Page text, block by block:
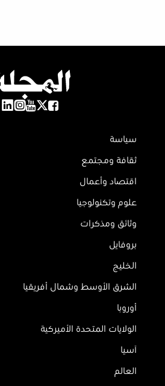
سياسة
ثقافة ومجتمع
اقتصاد وأعمال
علوم وتكنولوجيا
وثائق ومذكرات
بروفايل
الخليج
الشرق الأوسط وشمال أفريقيا
أوروبا
الولايات المتحدة الأميركية
آسيا
العالم